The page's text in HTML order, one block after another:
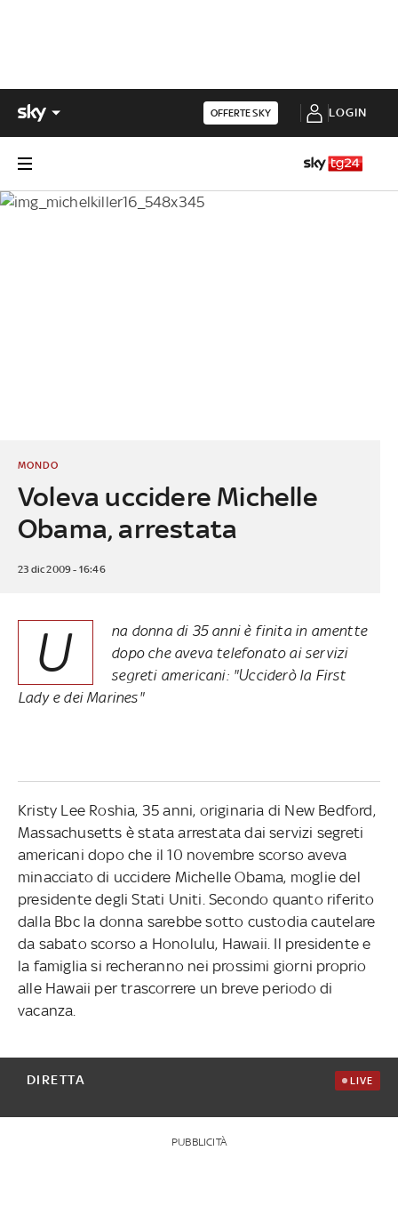
OFFERTE SKY LOGIN
Voleva uccidere Michelle
Obama, arrestata
MONDO
23 dic 2009 - 16:46
U
na donna di 35 anni è finita in amentte
dopo che aveva telefonato ai servizi
segreti americani: "Ucciderò la First
Lady e dei Marines"
Kristy Lee Roshia, 35 anni, originaria di New Bedford,
Massachusetts è stata arrestata dai servizi segreti
americani dopo che il 10 novembre scorso aveva
minacciato di uccidere Michelle Obama, moglie del
presidente degli Stati Uniti. Secondo quanto riferito
dalla Bbc la donna sarebbe sotto custodia cautelare
da sabato scorso a Honolulu, Hawaii. Il presidente e
la famiglia si recheranno nei prossimi giorni proprio
alle Hawaii per trascorrere un breve periodo di
vacanza.
DIRETTA LIVE
PUBBLICITÀ